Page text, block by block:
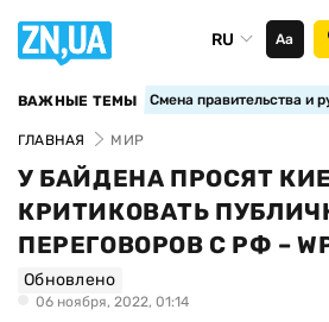
RU Аа
ВАЖНЫЕ ТЕМЫ Смена правительства и
ГЛАВНАЯ МИР
У БАЙДЕНА ПРОСЯТ
КРИТИКОВАТЬ
ПЕРЕГОВОРОВ С РФ –
Обновлено
06 ноября, 2022, 01:14